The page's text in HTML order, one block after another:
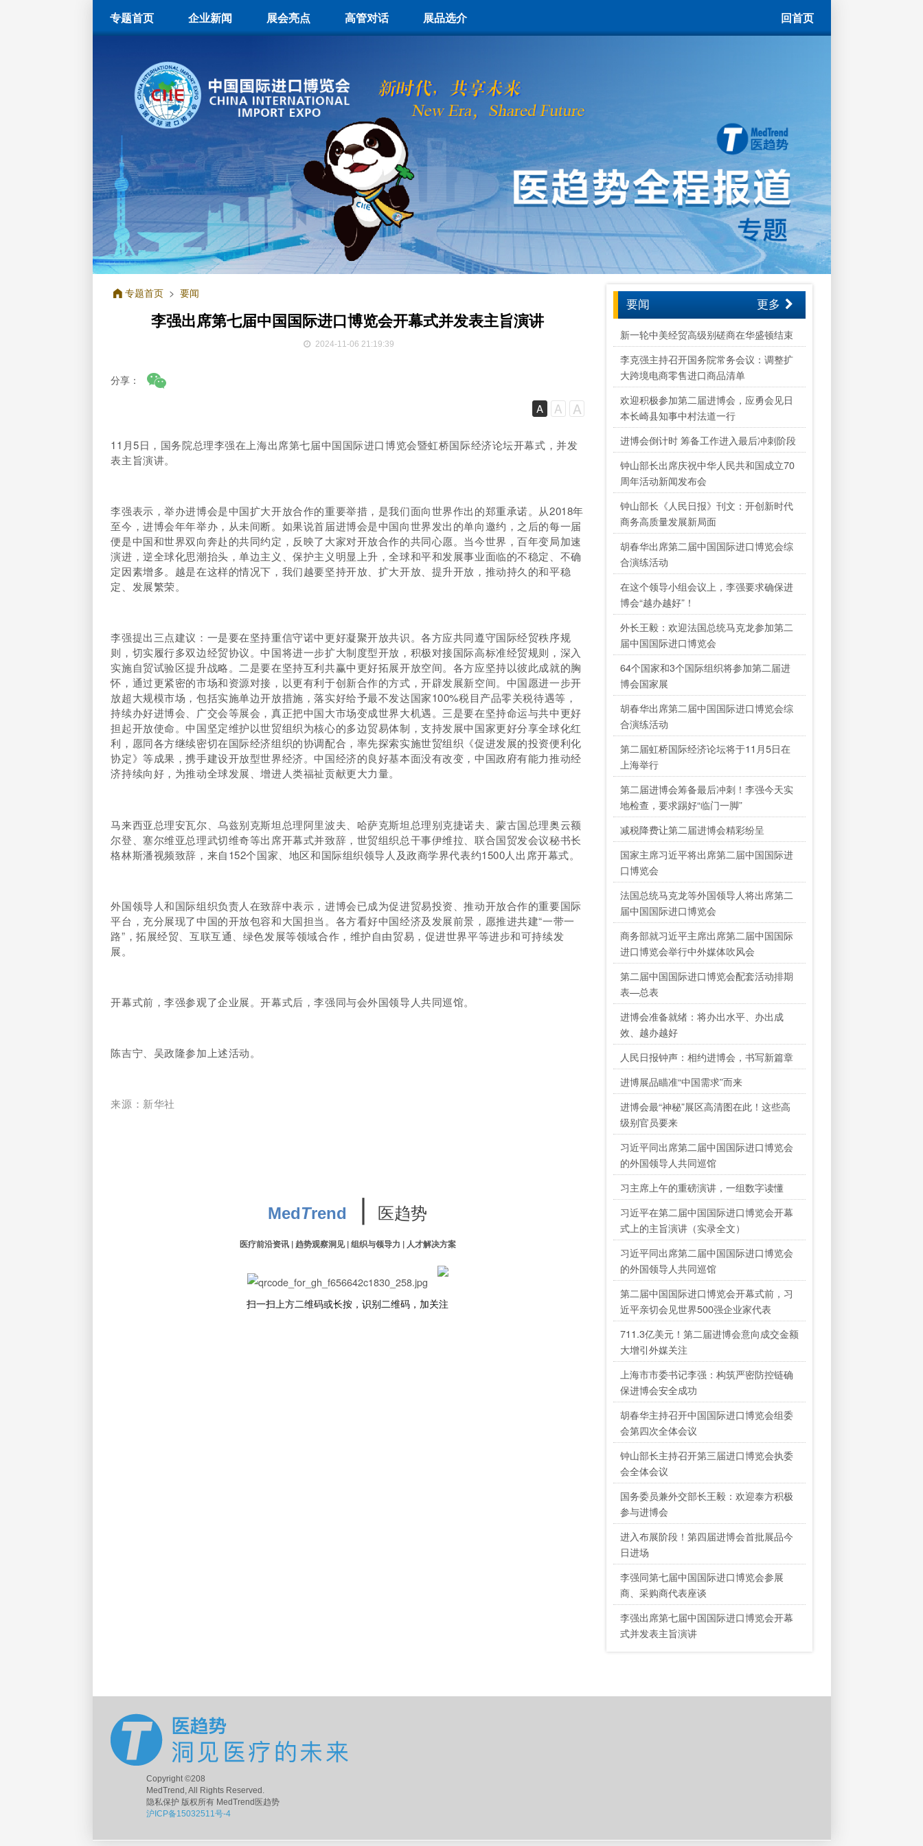
专题首页 企业新闻 展会亮点 高管对话 展品选介 回首页
专题首页 > 要闻
李强出席第七届中国国际进口博览会开幕式并发表主旨演讲
2024-11-06 21:19:39
分享：
A
A A
11月5日，国务院总理李强在上海出席第七届中国国际进口博览会暨虹桥国际经济论坛开幕式，并发
表主旨演讲。
李强表示，举办进博会是中国扩大开放合作的重要举措，是我们面向世界作出的郑重承诺。从2018年
至今，进博会年年举办，从未间断。如果说首届进博会是中国向世界发出的单向邀约，之后的每一届
便是中国和世界双向奔赴的共同约定，反映了大家对开放合作的共同心愿。当今世界，百年变局加速
演进，逆全球化思潮抬头，单边主义、保护主义明显上升，全球和平和发展事业面临的不稳定、不确
定因素增多。越是在这样的情况下，我们越要坚持开放、扩大开放、提升开放，推动持久的和平稳
定、发展繁荣。
李强提出三点建议：一是要在坚持重信守诺中更好凝聚开放共识。各方应共同遵守国际经贸秩序规
则，切实履行多双边经贸协议。中国将进一步扩大制度型开放，积极对接国际高标准经贸规则，深入
实施自贸试验区提升战略。二是要在坚持互利共赢中更好拓展开放空间。各方应坚持以彼此成就的胸
怀，通过更紧密的市场和资源对接，以更有利于创新合作的方式，开辟发展新空间。中国愿进一步开
放超大规模市场，包括实施单边开放措施，落实好给予最不发达国家100%税目产品零关税待遇等，
持续办好进博会、广交会等展会，真正把中国大市场变成世界大机遇。三是要在坚持命运与共中更好
担起开放使命。中国坚定维护以世贸组织为核心的多边贸易体制，支持发展中国家更好分享全球化红
利，愿同各方继续密切在国际经济组织的协调配合，率先探索实施世贸组织《促进发展的投资便利化
协定》等成果，携手建设开放型世界经济。中国经济的良好基本面没有改变，中国政府有能力推动经
济持续向好，为推动全球发展、增进人类福祉贡献更大力量。
马来西亚总理安瓦尔、乌兹别克斯坦总理阿里波夫、哈萨克斯坦总理别克捷诺夫、蒙古国总理奥云额
尔登、塞尔维亚总理武切维奇等出席开幕式并致辞，世贸组织总干事伊维拉、联合国贸发会议秘书长
格林斯潘视频致辞，来自152个国家、地区和国际组织领导人及政商学界代表约1500人出席开幕式。
外国领导人和国际组织负责人在致辞中表示，进博会已成为促进贸易投资、推动开放合作的重要国际
平台，充分展现了中国的开放包容和大国担当。各方看好中国经济及发展前景，愿推进共建“一带一
路”，拓展经贸、互联互通、绿色发展等领域合作，维护自由贸易，促进世界平等进步和可持续发
展。
开幕式前，李强参观了企业展。开幕式后，李强同与会外国领导人共同巡馆。
陈吉宁、吴政隆参加上述活动。
来源：新华社
MedTrend ∣ 医趋势
医疗前沿资讯 | 趋势观察洞见 | 组织与领导力 | 人才解决方案
扫一扫上方二维码或长按，识别二维码，加关注
要闻 更多
新一轮中美经贸高级别磋商在华盛顿结束
李克强主持召开国务院常务会议：调整扩
大跨境电商零售进口商品清单
欢迎积极参加第二届进博会，应勇会见日
本长崎县知事中村法道一行
进博会倒计时 筹备工作进入最后冲刺阶段
钟山部长出席庆祝中华人民共和国成立70
周年活动新闻发布会
钟山部长《人民日报》刊文：开创新时代
商务高质量发展新局面
胡春华出席第二届中国国际进口博览会综
合演练活动
在这个领导小组会议上，李强要求确保进
博会“越办越好”！
外长王毅：欢迎法国总统马克龙参加第二
届中国国际进口博览会
64个国家和3个国际组织将参加第二届进
博会国家展
胡春华出席第二届中国国际进口博览会综
合演练活动
第二届虹桥国际经济论坛将于11月5日在
上海举行
第二届进博会筹备最后冲刺！李强今天实
地检查，要求踢好“临门一脚”
减税降费让第二届进博会精彩纷呈
国家主席习近平将出席第二届中国国际进
口博览会
法国总统马克龙等外国领导人将出席第二
届中国国际进口博览会
商务部就习近平主席出席第二届中国国际
进口博览会举行中外媒体吹风会
第二届中国国际进口博览会配套活动排期
表—总表
进博会准备就绪：将办出水平、办出成
效、越办越好
人民日报钟声：相约进博会，书写新篇章
进博展品瞄准“中国需求”而来
进博会最“神秘”展区高清图在此！这些高
级别官员要来
习近平同出席第二届中国国际进口博览会
的外国领导人共同巡馆
习主席上午的重磅演讲，一组数字读懂
习近平在第二届中国国际进口博览会开幕
式上的主旨演讲（实录全文）
习近平同出席第二届中国国际进口博览会
的外国领导人共同巡馆
第二届中国国际进口博览会开幕式前，习
近平亲切会见世界500强企业家代表
711.3亿美元！第二届进博会意向成交金额
大增引外媒关注
上海市市委书记李强：构筑严密防控链确
保进博会安全成功
胡春华主持召开中国国际进口博览会组委
会第四次全体会议
钟山部长主持召开第三届进口博览会执委
会全体会议
国务委员兼外交部长王毅：欢迎泰方积极
参与进博会
进入布展阶段！第四届进博会首批展品今
日进场
李强同第七届中国国际进口博览会参展
商、采购商代表座谈
李强出席第七届中国国际进口博览会开幕
式并发表主旨演讲
Copyright ©208
MedTrend, All Rights Reserved.
隐私保护 版权所有 MedTrend医趋势
沪ICP备15032511号-4